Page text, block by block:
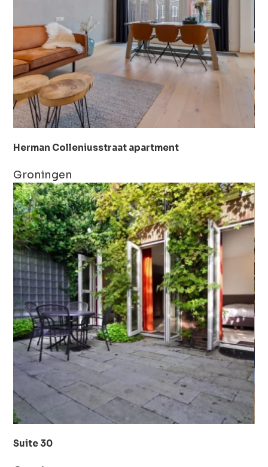
Herman Colleniusstraat apartment
Groningen
Suite 30